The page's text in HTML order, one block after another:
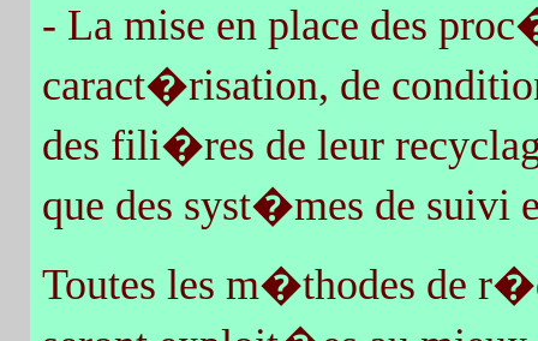
- La mise en place des
caract�risation, de
des fili�res de leur
que des syst�mes de
Toutes les m�thodes de